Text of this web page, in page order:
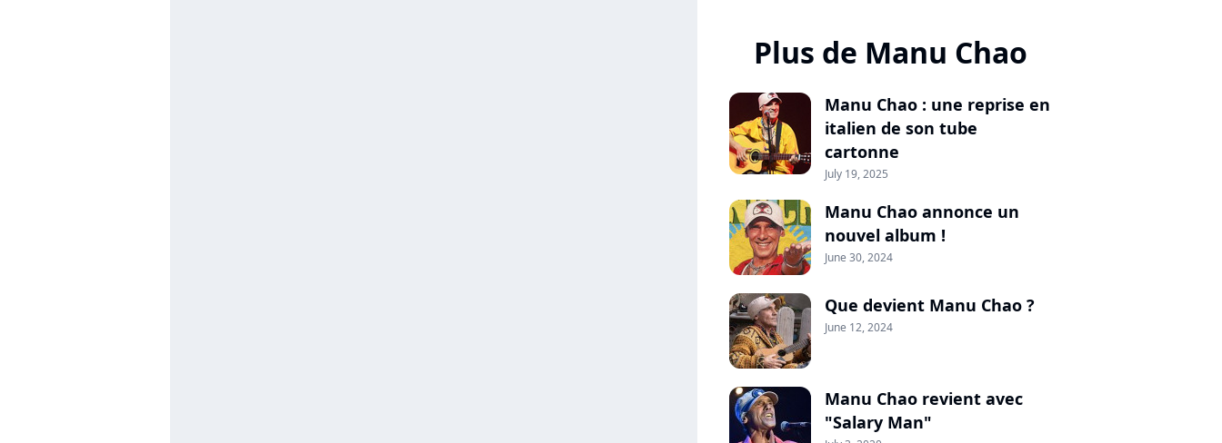
Plus de Manu Chao
Manu Chao : une reprise en
italien de son tube
cartonne
July 19, 2025
Manu Chao annonce un
nouvel album !
June 30, 2024
Que devient Manu Chao ?
June 12, 2024
Manu Chao revient avec
"Salary Man"